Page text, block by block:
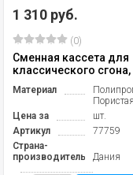
1 310 руб.
(0)
Сменная кассета для
классического
Материал
Цена за
шт.
Артикул
77759
Страна-
производитель
Дания